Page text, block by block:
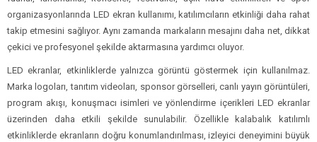
Kültür & Sanat
EĞİTİM
Müzik & Magazin
organizasyonlarında LED ekran kullanımı, katılımcıların etkinliği daha rahat
takip etmesini sağlıyor. Aynı zamanda markaların mesajını daha net, dikkat
çekici ve profesyonel şekilde aktarmasına yardımcı oluyor.
LED ekranlar, etkinliklerde yalnızca görüntü göstermek için kullanılmaz.
Marka logoları, tanıtım videoları, sponsor görselleri, canlı yayın görüntüleri,
program akışı, konuşmacı isimleri ve yönlendirme içerikleri LED ekranlar
üzerinden daha etkili şekilde sunulabilir. Özellikle kalabalık katılımlı
etkinliklerde ekranların doğru konumlandırılması, izleyici deneyimini büyük